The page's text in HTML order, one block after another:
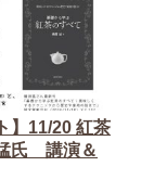
】11/20 紅茶
氏 講演＆